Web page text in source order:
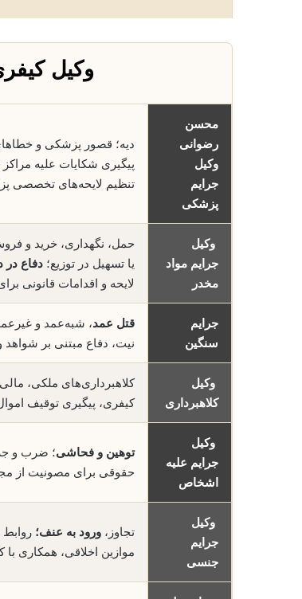
وکیل
محسن
رضوانی
وکیل
جرایم
پزشکی
دیه؛ قصور پزشکی و
پیگیری شکایات علیه
تنظیم لایحه‌های تخصصی
وکیل
جرایم مواد
مخدر
حمل، نگهداری، خرید و
یا تسهیل در توزیع؛ دفاع در
لایحه و اقدامات قانونی
جرایم
سنگین
قتل عمد، شبه‌عمد و
نیت، دفاع مبتنی بر
وکیل
کلاهبرداری
کلاهبرداری‌های ملکی،
کیفری، پیگیری توقیف
وکیل
جرایم علیه
اشخاص
توهین و فحاشی؛ ضرب و
حقوقی برای مصونیت از
وکیل
جرایم
جنسی
تجاوز، ورود به عنف؛
موازین اخلاقی، همکاری